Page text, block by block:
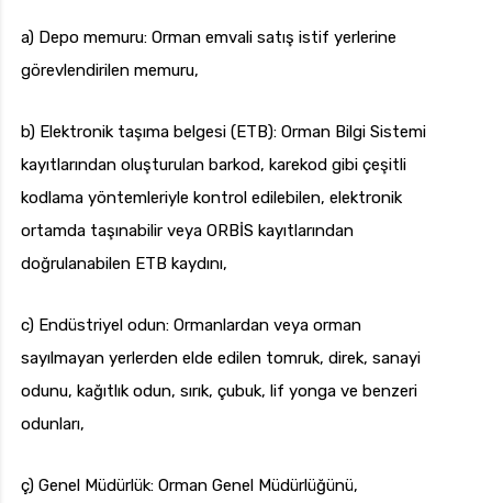
a) Depo memuru: Orman emvali satış istif yerlerine
görevlendirilen memuru,
b) Elektronik taşıma belgesi (ETB): Orman Bilgi Sistemi
kayıtlarından oluşturulan barkod, karekod gibi çeşitli
kodlama yöntemleriyle kontrol edilebilen, elektronik
ortamda taşınabilir veya ORBİS kayıtlarından
doğrulanabilen ETB kaydını,
c) Endüstriyel odun: Ormanlardan veya orman
sayılmayan yerlerden elde edilen tomruk, direk, sanayi
odunu, kağıtlık odun, sırık, çubuk, lif yonga ve benzeri
odunları,
ç) Genel Müdürlük: Orman Genel Müdürlüğünü,